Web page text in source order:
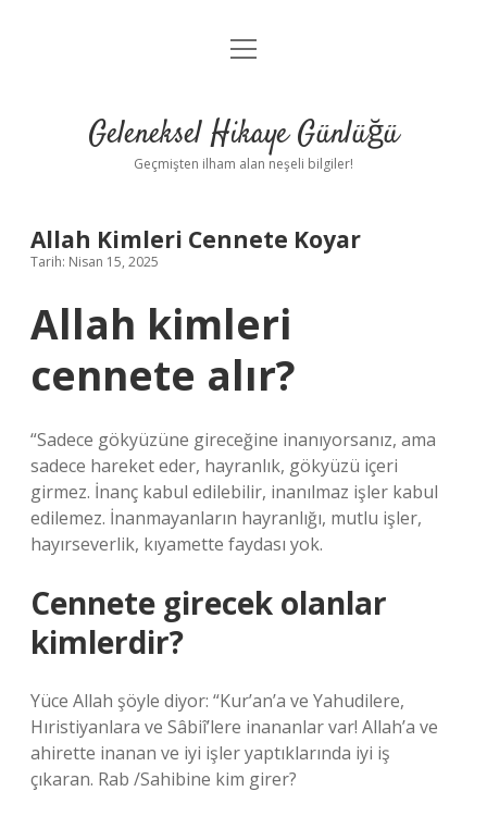
Anasayfa
Yasal Uyarı
menüyü
Geleneksel Hikaye Günlüğü
Geçmişten ilham alan neşeli bilgiler!
Allah Kimleri Cennete Koyar
Tarih: Nisan 15, 2025
Allah kimleri
cennete alır?
“Sadece gökyüzüne gireceğine inanıyorsanız, ama
sadece hareket eder, hayranlık, gökyüzü içeri
girmez. İnanç kabul edilebilir, inanılmaz işler kabul
edilemez. İnanmayanların hayranlığı, mutlu işler,
hayırseverlik, kıyamette faydası yok.
Cennete girecek olanlar
kimlerdir?
Yüce Allah şöyle diyor: “Kur’an’a ve Yahudilere,
Hıristiyanlara ve Sâbiî’lere inananlar var! Allah’a ve
ahirette inanan ve iyi işler yaptıklarında iyi iş
çıkaran. Rab /Sahibine kim girer?